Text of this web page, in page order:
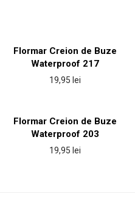
Flormar Creion de Buze
Waterproof 217
19,95 lei
Flormar Creion de Buze
Waterproof 203
19,95 lei